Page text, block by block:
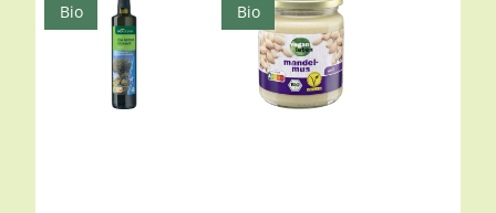
Bio Bio